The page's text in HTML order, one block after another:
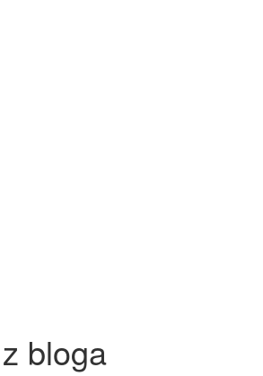
bloga